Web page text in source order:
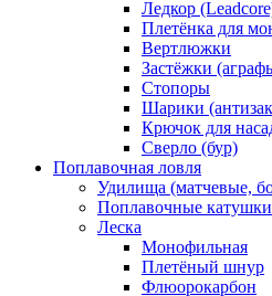
Ледкор
Плетёнка для
Вертлюжки
Застёжки
Стопоры
Шарики
Крючок для
Сверло (бур)
Поплавочная ловля
Удилища (матчевые,
Поплавочные катушки
Леска
Монофильная
Плетёный шнур
Флюорокарбон